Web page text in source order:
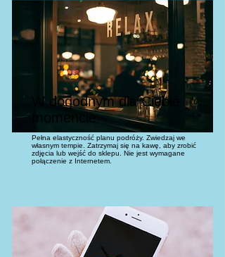
W dogodnym dla Ciebie
momencie
Pełna elastyczność planu podróży. Zwiedzaj we
własnym tempie. Zatrzymaj się na kawę, aby zrobić
zdjęcia lub wejść do sklepu. Nie jest wymagane
połączenie z Internetem.